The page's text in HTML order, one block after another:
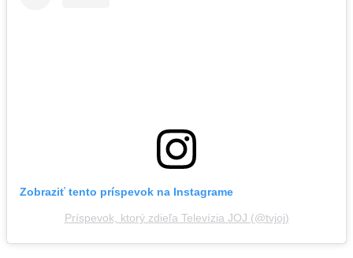
Zobraziť tento príspevok na Instagrame
Príspevok, ktorý zdieľa Televízia JOJ (@tvjoj)